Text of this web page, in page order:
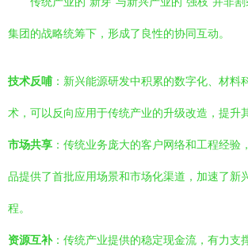
集团的战略统筹下，形成了良性的协同互动。
技术反哺 ：新兴能源研发中积累的数字化、材料
术，可以反向应用于传统产业的升级改造，提升
市场共享 ：传统业务庞大的客户网络和工程经验
品提供了首批应用场景和市场化渠道，加速了新
程。
资源互补：传统产业提供的稳定现金流，有力支